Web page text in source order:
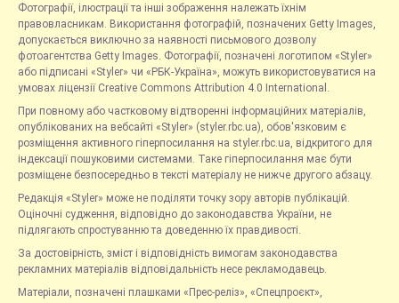
Фотографії, ілюстрації та інші зображення належать їхнім
правовласникам. Використання фотографій, позначених Getty Images,
допускається виключно за наявності письмового дозволу
фотоагентства Getty Images. Фотографії, позначені логотипом «Styler»
або підписані «Styler» чи «РБК-Україна», можуть використовуватися на
умовах ліцензії Creative Commons Attribution 4.0 International.
При повному або частковому відтворенні інформаційних матеріалів,
опублікованих на вебсайті «Styler» (styler.rbc.ua), обов'язковим є
розміщення активного гіперпосилання на styler.rbc.ua, відкритого для
індексації пошуковими системами. Таке гіперпосилання має бути
розміщене безпосередньо в тексті матеріалу не нижче другого абзацу.
Редакція «Styler» може не поділяти точку зору авторів публікацій.
Оціночні судження, відповідно до законодавства України, не
підлягають спростуванню та доведенню їх правдивості.
За достовірність, зміст і відповідність вимогам законодавства
рекламних матеріалів відповідальність несе рекламодавець.
Матеріали, позначені плашками «Прес-реліз», «Спецпроєкт»,